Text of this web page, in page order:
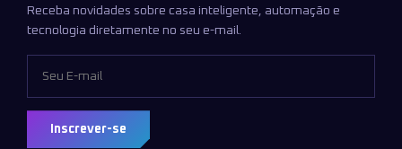
Receba novidades sobre casa inteligente, automação e
tecnologia diretamente no seu e-mail.
Inscrever-se